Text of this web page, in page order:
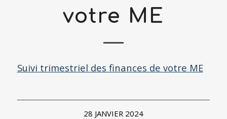
votre ME
Suivi trimestriel des finances de votre ME
28 JANVIER 2024